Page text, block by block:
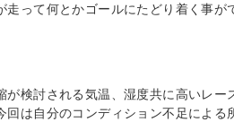
って何とかゴールにたどり着く事が
検討される気温、湿度共に高いレー
は自分のコンディション不足による